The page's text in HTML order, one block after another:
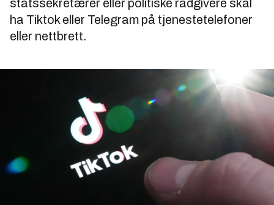
statssekretærer eller politiske rådgivere skal
ha Tiktok eller Telegram på tjenestetelefoner
eller nettbrett.